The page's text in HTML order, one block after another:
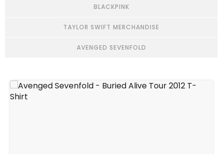
BLACKPINK
TAYLOR SWIFT MERCHANDISE
AVENGED SEVENFOLD